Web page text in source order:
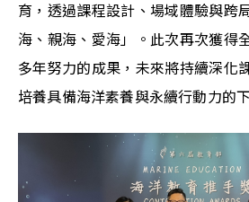
育，透過課程設計、場域體驗與跨
海、親海、愛海」。此次再次獲得
多年努力的成果，未來將持續深化
培養具備海洋素養與永續行動力的